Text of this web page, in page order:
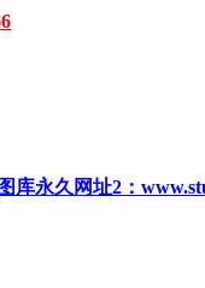
库永久网址2：